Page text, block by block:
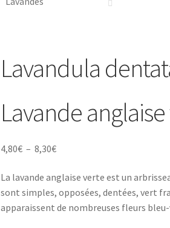
Lavandula
Lavande
4,80€ – 8,30€Plage
prix :
4,80€
à
La lavande anglaise verte est un
sont simples, opposées, dentées, vert
apparaissent de nombreuses fleurs